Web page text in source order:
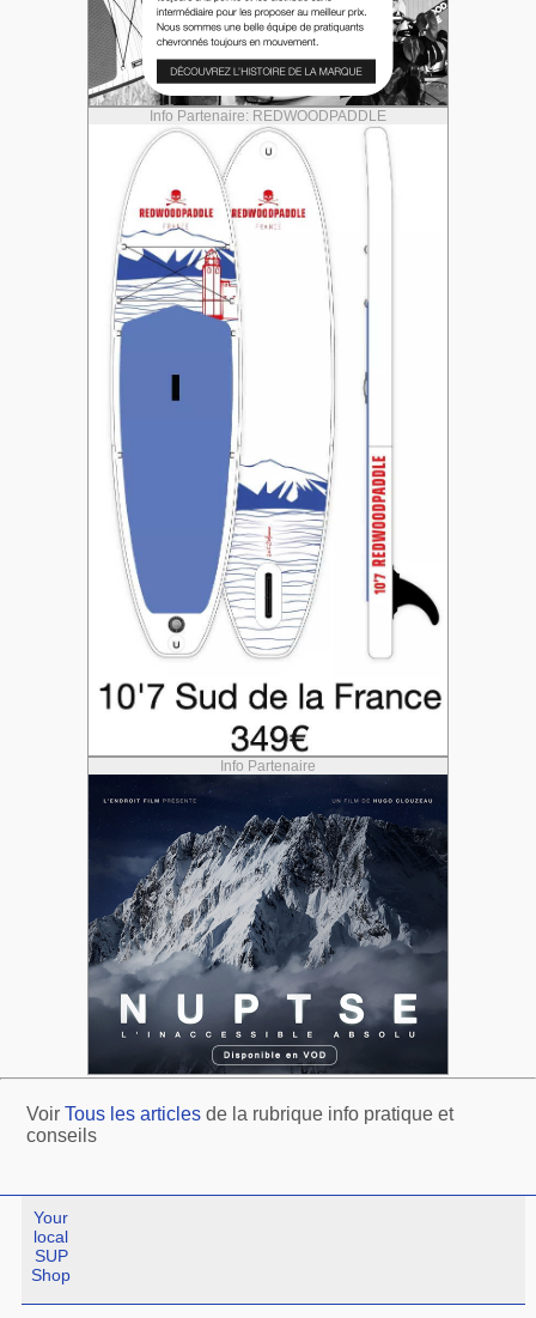
Info Partenaire: REDWOODPADDLE
Info Partenaire
VoirTous les articles de la rubrique info pratique et
conseils
Your
local
SUP
Shop